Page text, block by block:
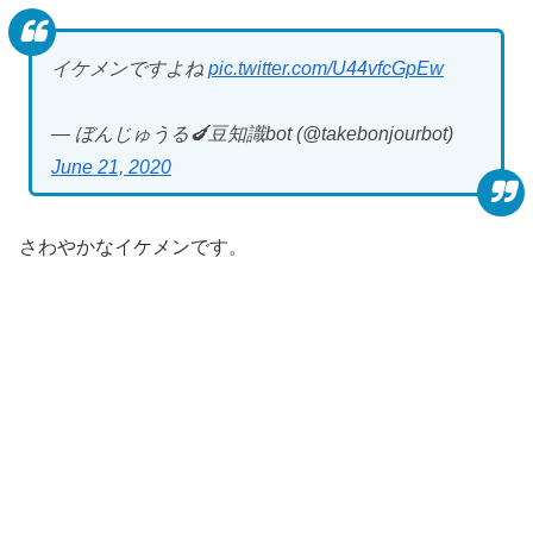
イケメンですよね pic.twitter.com/U44vfcGpEw
— ぼんじゅうる🍆豆知識bot (@takebonjourbot)
June 21, 2020
さわやかなイケメンです。